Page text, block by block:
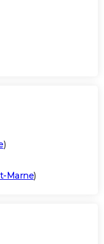
)
Marne)